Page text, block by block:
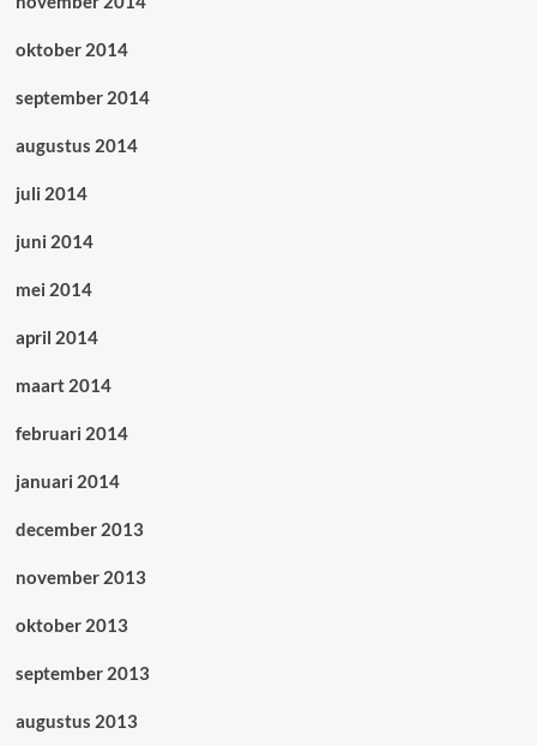
oktober 2014
september 2014
augustus 2014
juli 2014
juni 2014
mei 2014
april 2014
maart 2014
februari 2014
januari 2014
december 2013
november 2013
oktober 2013
september 2013
augustus 2013